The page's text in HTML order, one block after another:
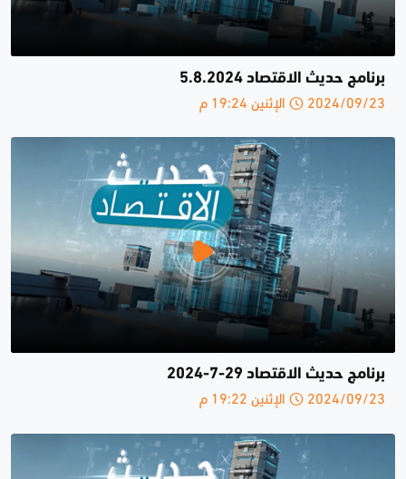
برنامج حديث الاقتصاد 5.8.2024
2024/09/23 الإثنين 19:24 م
برنامج حديث الاقتصاد 29-7-2024
2024/09/23 الإثنين 19:22 م